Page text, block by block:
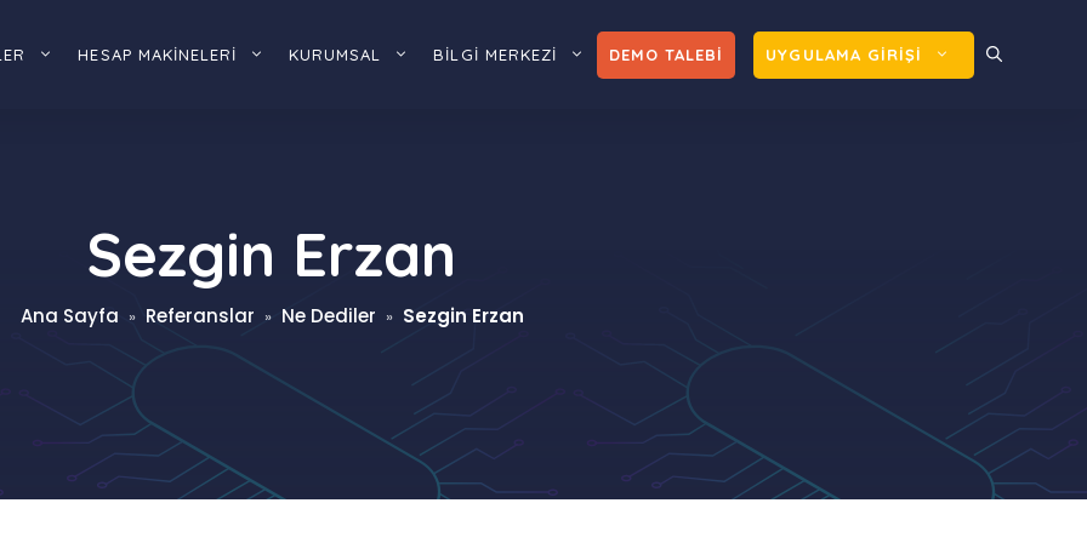
HESAP MAKİNELERİ KURUMSAL BİLGİ MERKEZİ DEMO TALEBİ UYGULAMA GİRİŞİ
Sezgin Erzan
Ana Sayfa » Referanslar » Ne Dediler » Sezgin Erzan